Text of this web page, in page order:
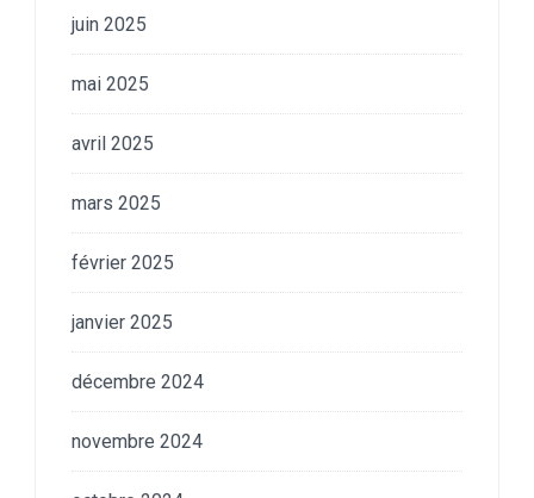
juin 2025
mai 2025
avril 2025
mars 2025
février 2025
janvier 2025
décembre 2024
novembre 2024